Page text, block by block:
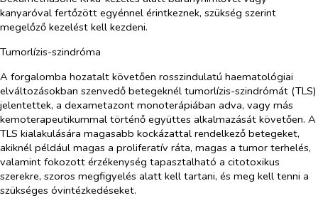
kanyaróval fertőzött egyénnel érintkeznek, szükség szerint
megelőző kezelést kell kezdeni.
Tumorlízis-szindróma
A forgalomba hozatalt követően rosszindulatú haematológiai
elváltozásokban szenvedő betegeknél tumorlízis-szindrómát (TLS)
jelentettek, a dexametazont monoterápiában adva, vagy más
kemoterapeutikummal történő együttes alkalmazását követően. A
TLS kialakulására magasabb kockázattal rendelkező betegeket,
akiknél például magas a proliferatív ráta, magas a tumor terhelés,
valamint fokozott érzékenység tapasztalható a citotoxikus
szerekre, szoros megfigyelés alatt kell tartani, és meg kell tenni a
szükséges óvintézkedéseket.